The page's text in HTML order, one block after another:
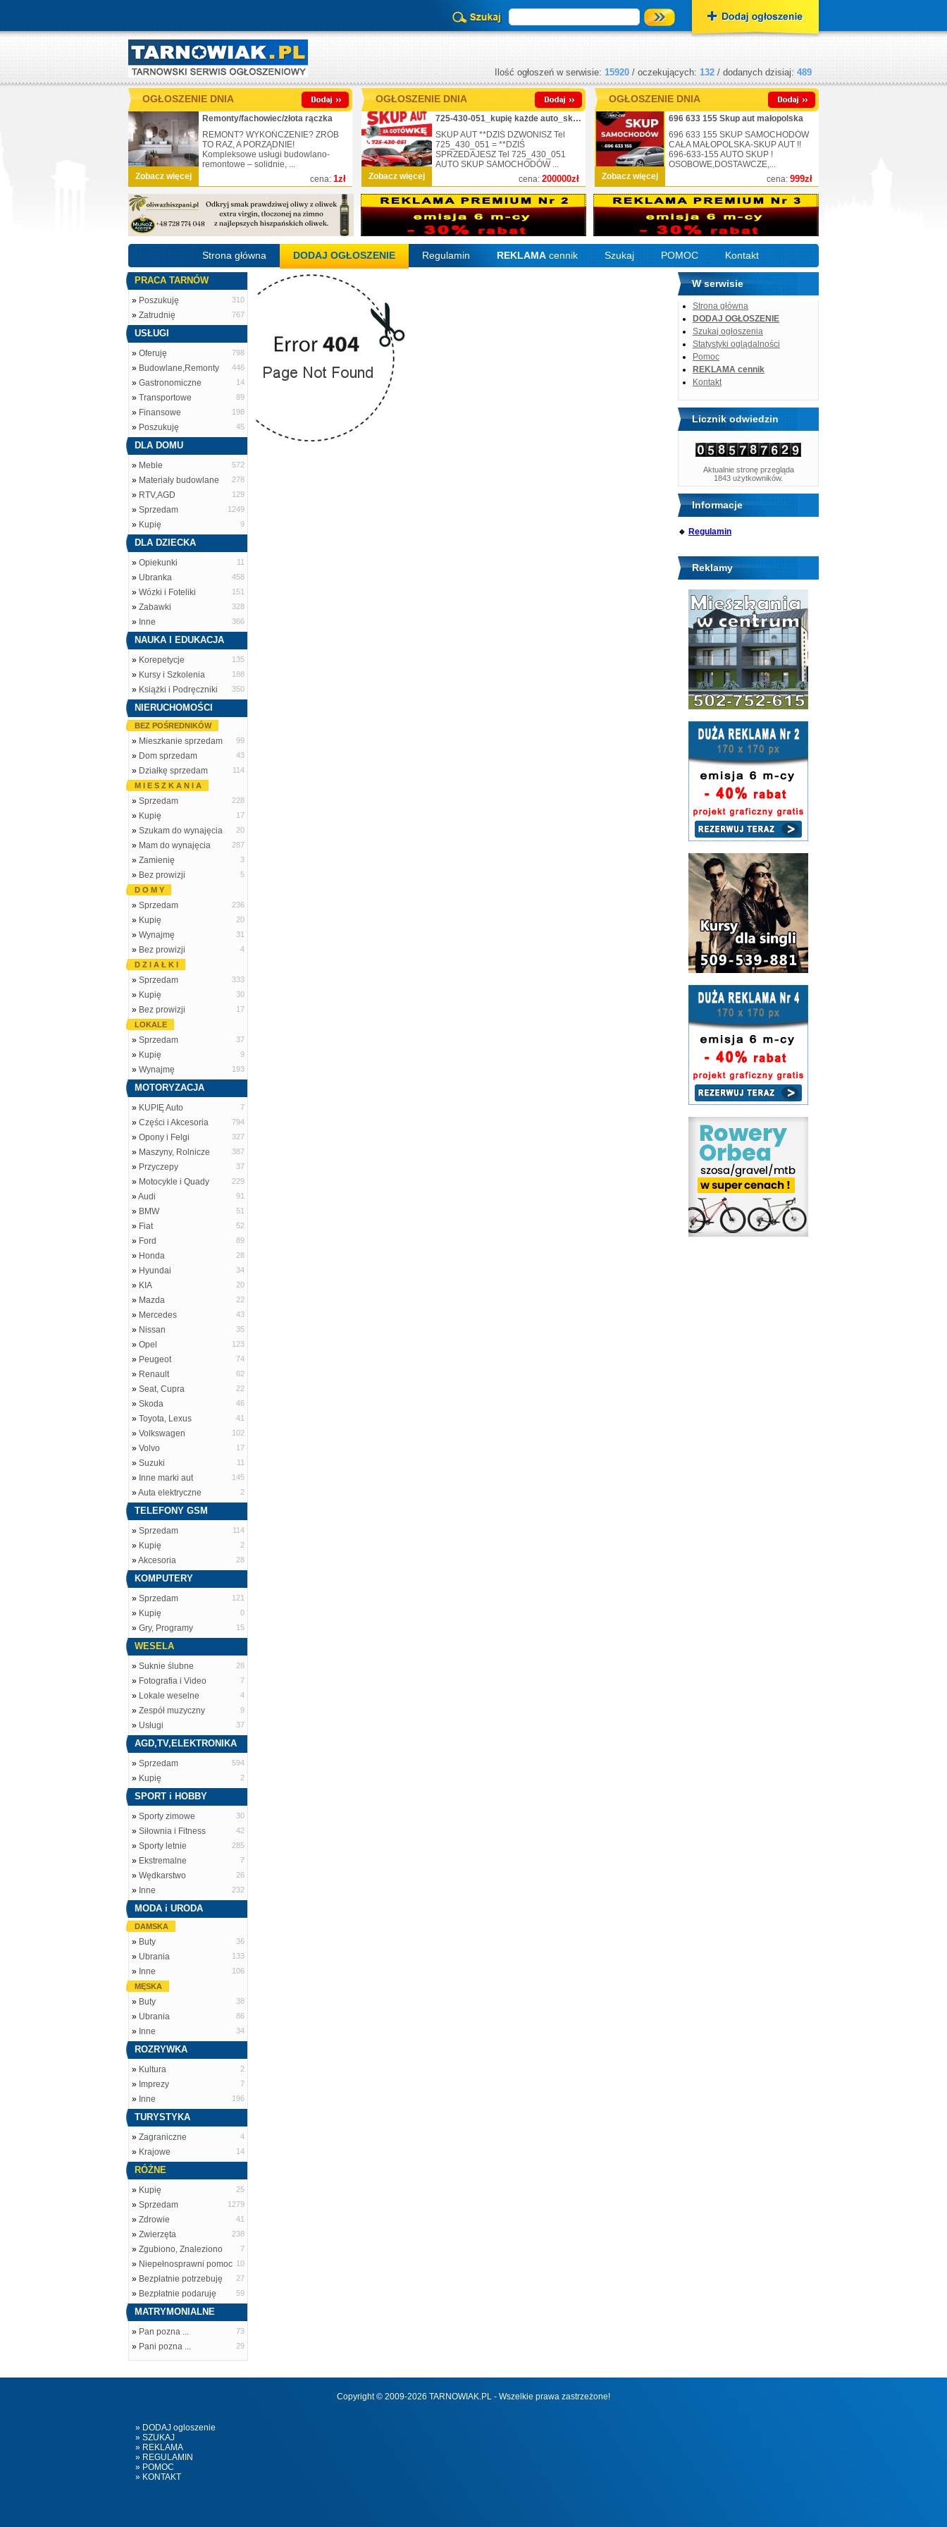
Ilość ogłoszeń w serwisie: 15920 / oczekujących: 132 / dodanych dzisiaj: 489
OGŁOSZENIE DNIA
Zobacz więcej cena: 1zł
Remonty/fachowiec/złota rączka
REMONT? WYKOŃCZENIE? ZRÓB
TO RAZ, A PORZĄDNIE!
Kompleksowe usługi budowlano-
remontowe – solidnie, ...
OGŁOSZENIE DNIA
Zobacz więcej cena: 200000zł
725-430-051_kupię każde auto_skup_nr.1
SKUP AUT **DZIŚ DZWONISZ Tel
725_430_051 = **DZIŚ
SPRZEDAJESZ Tel 725_430_051
AUTO SKUP SAMOCHODÓW ...
OGŁOSZENIE DNIA
Zobacz więcej cena: 999zł
696 633 155 Skup aut małopolska
696 633 155 SKUP SAMOCHODÓW
CAŁA MAŁOPOLSKA-SKUP AUT !!
696-633-155 AUTO SKUP !
OSOBOWE,DOSTAWCZE,...
Strona główna DODAJ OGŁOSZENIE Regulamin REKLAMA cennik Szukaj POMOC Kontakt
PRACA TARNÓW
» Poszukuję 310
» Zatrudnię 767
USŁUGI
» Oferuję 798
» Budowlane,Remonty 446
» Gastronomiczne 14
» Transportowe 89
» Finansowe 198
» Poszukuję 45
DLA DOMU
» Meble 572
» Materiały budowlane 278
» RTV,AGD 129
» Sprzedam 1249
» Kupię 9
DLA DZIECKA
» Opiekunki 11
» Ubranka 458
» Wózki i Foteliki 151
» Zabawki 328
» Inne 366
NAUKA I EDUKACJA
» Korepetycje 135
» Kursy i Szkolenia 188
» Książki i Podręczniki 350
NIERUCHOMOŚCI
BEZ POŚREDNIKÓW
» Mieszkanie sprzedam 99
» Dom sprzedam 43
» Działkę sprzedam
114
M I E S Z K A N I A
» Sprzedam 228
» Kupię 17
» Szukam do wynajęcia 20
» Mam do wynajęcia 287
» Zamienię 3
» Bez prowizji
5
D O M Y
» Sprzedam 236
» Kupię 20
» Wynajmę 31
» Bez prowizji
4
D Z I A Ł K I
» Sprzedam 333
» Kupię 30
» Bez prowizji
17
LOKALE
» Sprzedam 37
» Kupię 9
» Wynajmę 193
MOTORYZACJA
» KUPIĘ Auto 7
» Części i Akcesoria 794
» Opony i Felgi 327
» Maszyny, Rolnicze 387
» Przyczepy 37
» Motocykle i Quady 229
»Audi 91
» BMW 51
» Fiat 52
» Ford 89
» Honda 28
» Hyundai 34
» KIA 20
» Mazda 22
» Mercedes 43
» Nissan 35
» Opel 123
» Peugeot 74
» Renault 62
» Seat, Cupra 22
» Skoda 46
» Toyota, Lexus 41
» Volkswagen 102
» Volvo 17
» Suzuki 11
» Inne marki aut 145
»Auta elektryczne 2
TELEFONY GSM
» Sprzedam 114
» Kupię 2
»Akcesoria 28
KOMPUTERY
» Sprzedam 121
» Kupię 0
» Gry, Programy 15
WESELA
» Suknie ślubne 28
» Fotografia i Video 7
» Lokale weselne 4
» Zespół muzyczny 9
» Usługi 37
AGD,TV,ELEKTRONIKA
» Sprzedam 594
» Kupię 2
SPORT i HOBBY
» Sporty zimowe 30
» Siłownia i Fitness 42
» Sporty letnie 285
» Ekstremalne 7
» Wędkarstwo 26
» Inne 232
MODA i URODA
DAMSKA
» Buty 36
» Ubrania 133
» Inne
106
MĘSKA
» Buty 38
» Ubrania 86
» Inne 34
ROZRYWKA
» Kultura 2
» Imprezy 7
» Inne 196
TURYSTYKA
» Zagraniczne 4
» Krajowe 14
RÓŻNE
» Kupię 25
» Sprzedam 1279
» Zdrowie 41
» Zwierzęta 238
» Zgubiono, Znaleziono 7
» Niepełnosprawni pomoc 10
» Bezpłatnie potrzebuję 27
» Bezpłatnie podaruję 59
MATRYMONIALNE
» Pan pozna ... 73
» Pani pozna ... 29
W serwisie
Strona główna
DODAJ OGŁOSZENIE
Szukaj ogłoszenia
Statystyki oglądalności
Pomoc
REKLAMA cennik
Kontakt
Licznik odwiedzin
Aktualnie stronę przegląda
1843 użytkowników.
Informacje
🔹 Regulamin
Reklamy
Copyright © 2009-2026 TARNOWIAK.PL - Wszelkie prawa zastrzeżone!
» DODAJ ogloszenie
» SZUKAJ
» REKLAMA
» REGULAMIN
» POMOC
» KONTAKT